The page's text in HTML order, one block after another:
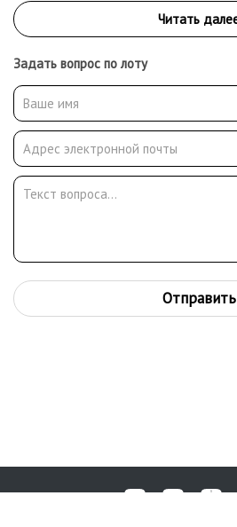
Задать вопрос по лоту
Отправить